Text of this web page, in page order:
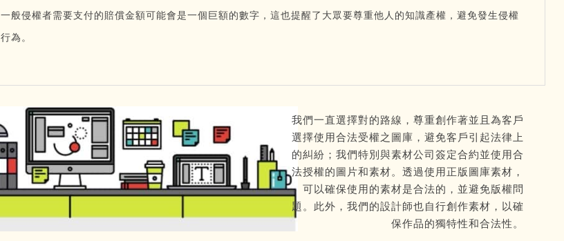
一般侵權者需要支付的賠償金額可能會是一個巨額的數字，這也提醒了大眾要尊重他人的知識產權，避免發生侵權
行為。
我們一直選擇對的路線，尊重創作著並且為客戶
選擇使用合法受權之圖庫，避免客戶引起法律上
的糾紛；我們特別與素材公司簽定合約並使用合
法授權的圖片和素材。透過使用正版圖庫素材，
可以確保使用的素材是合法的，並避免版權問
題。此外，我們的設計師也自行創作素材，以確
保作品的獨特性和合法性。